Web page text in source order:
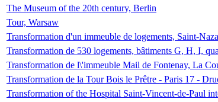
The Museum of the 20th century, Berlin
Tour, Warsaw
Transformation d'un immeuble de logements, Saint-
Transformation de 530 logements, bâtiments G, H, I,
Transformation de l\'immeuble Mail de Fontenay, La
Transformation de la Tour Bois le Prêtre - Paris 17 -
Transformation of the Hospital Saint-Vincent-de-Paul